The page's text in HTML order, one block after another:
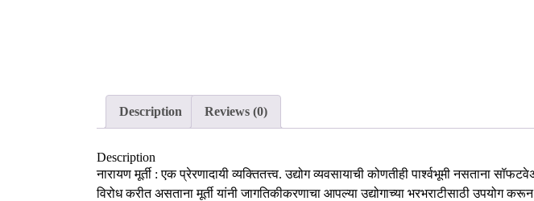
Description Reviews (0)
Description
नारायण मूर्ती : एक प्रेरणादायी व्यक्तितत्त्व. उद्योग व्यवसायाची कोणतीही पार्श्वभूमी नसताना
विरोध करीत असताना मूर्ती यांनी जागतिकीकरणाचा आपल्या उद्योगाच्या भरभराटीसाठी उपयोग